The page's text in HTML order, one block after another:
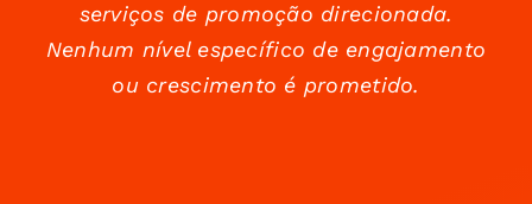
serviços de promoção direcionada.
Nenhum nível específico de engajamento
ou crescimento é prometido.